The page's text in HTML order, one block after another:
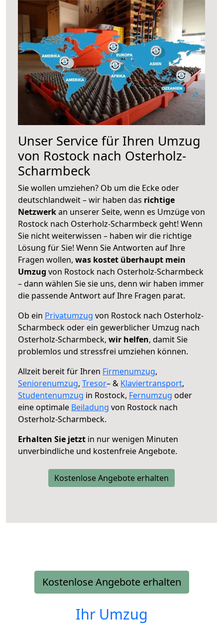
Unser Service für Ihren Umzug
von Rostock nach Osterholz-
Scharmbeck
Sie wollen umziehen? Ob um die Ecke oder
deutschlandweit – wir haben das richtige
Netzwerkan unserer Seite, wenn es Umzüge von
Rostock nach Osterholz-Scharmbeck geht! Wenn
Sie nicht weiterwissen – haben wir die richtige
Lösung für Sie! Wenn Sie Antworten auf Ihre
Fragen wollen, was kostet überhaupt mein
Umzug von Rostock nach Osterholz-Scharmbeck
– dann wählen Sie sie uns, denn wir haben immer
die passende Antwort auf Ihre Fragen parat.
Ob ein Privatumzug von Rostock nach Osterholz-
Scharmbeck oder ein gewerblicher Umzug nach
Osterholz-Scharmbeck, wir helfen, damit Sie
problemlos und stressfrei umziehen können.
Allzeit bereit für Ihren Firmenumzug,
Seniorenumzug, Tresor– & Klaviertransport,
Studentenumzug in Rostock, Fernumzug oder
eine optimale Beiladung von Rostock nach
Osterholz-Scharmbeck.
Erhalten Sie jetzt in nur wenigen Minuten
unverbindliche und kostenfreie Angebote.
Kostenlose Angebote erhalten
Kostenlose Angebote erhalten
Ihr Umzug